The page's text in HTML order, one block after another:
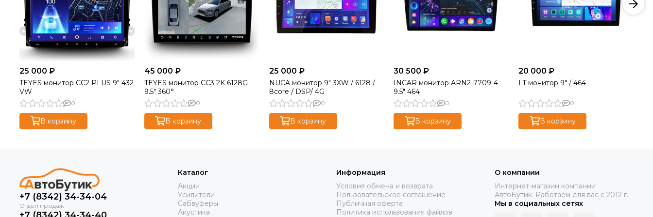
25 000 ₽
TEYES монитор CC2 PLUS 9" 432
VW
0
В корзину
45 000 ₽
TEYES монитор CC3 2K 6128G
9.5" 360°
0
В корзину
25 000 ₽
NUCA монитор 9" 3XW / 6128 /
8core / DSP/ 4G
0
В корзину
30 500 ₽
INCAR монитор ARN2-7709-4
9.5" 464
0
В корзину
20 000 ₽
LT монитор 9" / 464
0
В корзину
+7 (8342) 34-34-04
Каталог
Акции
Усилители
Сабвуферы
Акустика
Информация
Условия обмена и возврата
Пользовательское соглашение
Публичная оферта
Политика использования файлов
О компании
Интернет-магазин компании
АвтоБутик. Работаем для вас с 2012 г.
Мы в социальных сетях